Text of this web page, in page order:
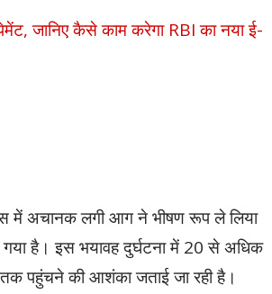
जानिए कैसे काम करेगा RBI का नया ई-
में अचानक लगी आग ने भीषण रूप ले लिया
है। इस भयावह दुर्घटना में 20 से अधिक
तक पहुंचने की आशंका जताई जा रही है।